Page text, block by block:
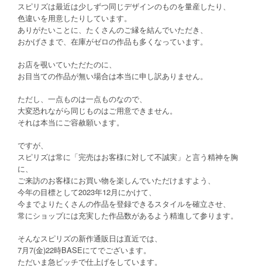
スピリズは最近は少しずつ同じデザインのものを量産したり、
色違いを用意したりしています。
ありがたいことに、たくさんのご縁を結んでいただき、
おかげさまで、在庫がゼロの作品も多くなっています。
お店を覗いていただたのに、
お目当ての作品が無い場合は本当に申し訳ありません。
ただし、一点ものは一点ものなので、
大変恐れながら同じものはご用意できません。
それは本当にご容赦願います。
ですが、
スピリズは常に「完売はお客様に対して不誠実」と言う精神を胸
に、
ご来訪のお客様にお買い物を楽しんでいただけますよう、
今年の目標として2023年12月にかけて、
今までよりたくさんの作品を登録できるスタイルを確立させ、
常にショップには充実した作品数があるよう精進して参ります。
そんなスピリズの新作通販日は直近では、
7月7(金)22時BASEにてでございます。
ただいま急ピッチで仕上げをしています。